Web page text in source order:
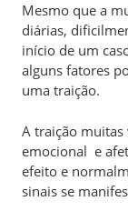
Mesmo que a
diárias,
início de um
alguns fatores
uma traição.
A traição muitas
emocional e
efeito e
sinais se